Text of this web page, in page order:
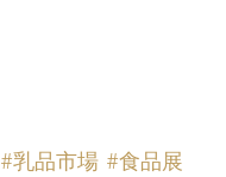
#乳品市場 #食品展